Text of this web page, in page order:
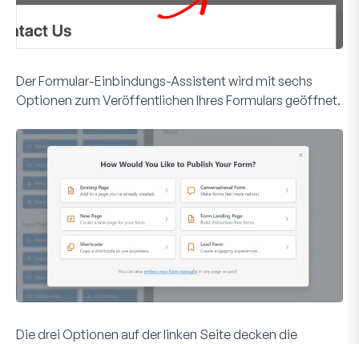
Der Formular-Einbindungs-Assistent wird mit sechs
Optionen zum Veröffentlichen Ihres Formulars geöffnet.
Die drei Optionen auf der linken Seite decken die